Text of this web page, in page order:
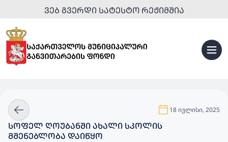
ᲕᲔᲑ ᲒᲕᲔᲠᲓᲘ ᲡᲐᲢᲔᲡᲢᲝ ᲠᲔᲟᲘᲛᲨᲘᲐ
18 ივლისი, 2025
ᲡᲝᲤᲔᲚ ᲦᲝᲣᲑᲐᲜᲨᲘ ᲐᲮᲐᲚᲘ ᲡᲙᲝᲚᲘᲡ
ᲛᲨᲔᲜᲔᲑᲚᲝᲑᲐ ᲓᲐᲘᲬᲧᲝ